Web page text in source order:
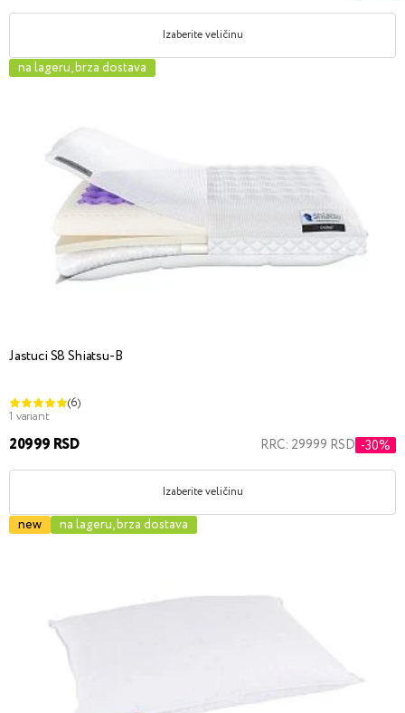
Izaberite veličinu
na lageru, brza dostava
Jastuci S8 Shiatsu-B
(6)
1 variant
20999 RSD RRC: 29999 RSD -30%
Izaberite veličinu
new na lageru, brza dostava